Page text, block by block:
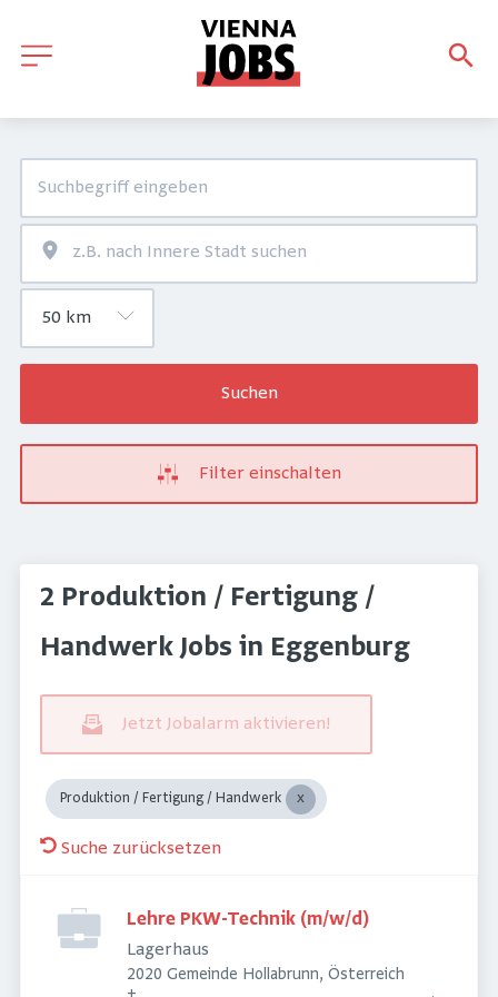
Suchen
Filter einschalten
2 Produktion / Fertigung /
Handwerk Jobs in Eggenburg
Jetzt Jobalarm aktivieren!
Produktion / Fertigung / Handwerk
Suche zurücksetzen
Lehre PKW-Technik (m/w/d)
Lagerhaus
2020 Gemeinde Hollabrunn, Österreich